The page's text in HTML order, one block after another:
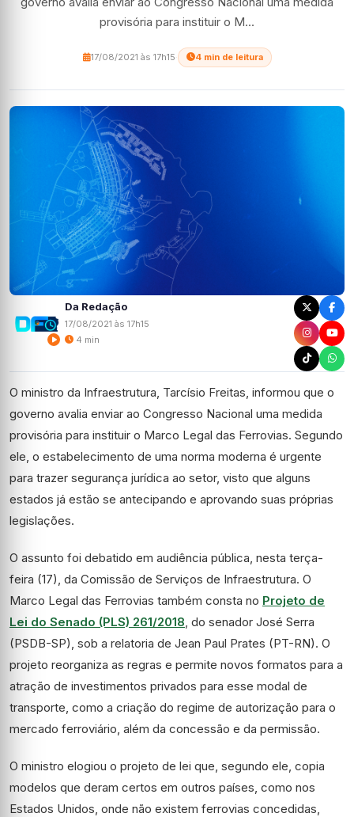
provisória para instituir o M...
17/08/2021 às 17h15 4 min de leitura
Da Redação
17/08/2021 às 17h15
4 min
O ministro da Infraestrutura, Tarcísio Freitas, informou que o
governo avalia enviar ao Congresso Nacional uma medida
provisória para instituir o Marco Legal das Ferrovias. Segundo
ele, o estabelecimento de uma norma moderna é urgente
para trazer segurança jurídica ao setor, visto que alguns
estados já estão se antecipando e aprovando suas próprias
legislações.
O assunto foi debatido em audiência pública, nesta terça-
feira (17), da Comissão de Serviços de Infraestrutura. O
Marco Legal das Ferrovias também consta no Projeto de
Lei do Senado (PLS) 261/2018 , do senador José Serra
(PSDB-SP), sob a relatoria de Jean Paul Prates (PT-RN). O
projeto reorganiza as regras e permite novos formatos para a
atração de investimentos privados para esse modal de
transporte, como a criação do regime de autorização para o
mercado ferroviário, além da concessão e da permissão.
O ministro elogiou o projeto de lei que, segundo ele, copia
modelos que deram certos em outros países, como nos
Estados Unidos, onde não existem ferrovias concedidas,